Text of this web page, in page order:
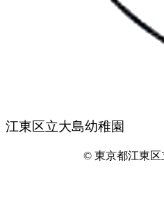
江東区立大島幼稚園
© 東京都江東区